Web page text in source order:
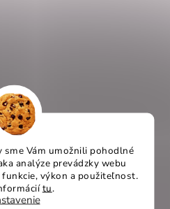
sme Vám umožnili pohodlné
analýze prevádzky webu
výkon a použiteľnost.
tu.
5 z 5 hviezdičiek.
23.10.2025